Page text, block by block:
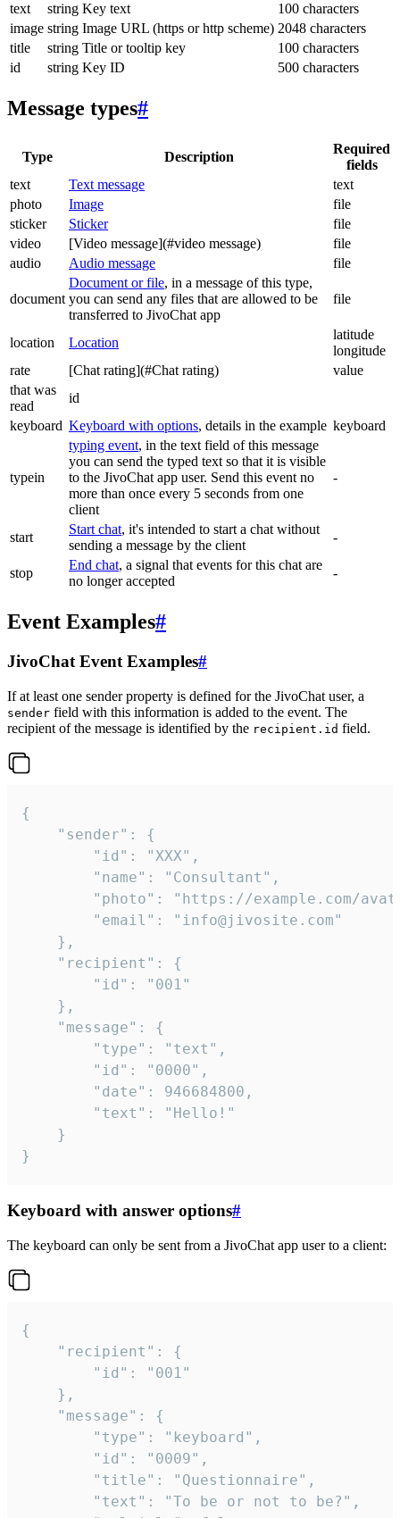
text
string Key text
100 characters
image string Image URL (https or http scheme) 2048 characters
title
string Title or tooltip key
100 characters
id
string Key ID 500 characters
Message types#
Type Description
Required
fields
text
Text message
text
photo
Image
file
sticker
Sticker
file
video
[Video message](#video message)
file
audio
Audio message file
document
Document or file, in a message of this type,
you can send any files that are allowed to be
transferred to JivoChat app
file
location Location
latitude
longitude
rate
[Chat rating](#Chat rating)
value
that was
read
id
keyboard Keyboard with options, details in the example keyboard
typein
typing event, in the text field of this message
you can send the typed text so that it is visible
to the JivoChat app user. Send this event no
more than once every 5 seconds from one
client
-
start
Start chat, it's intended to start a chat without
sending a message by the client
-
stop
End chat, a signal that events for this chat are
no longer accepted
-
Event Examples#
JivoChat Event Examples#
If at least one sender property is defined for the JivoChat user, a
sender field with this information is added to the event. The
recipient of the message is identified by the recipient.id field.
{
}
Keyboard with answer options#
The keyboard can only be sent from a JivoChat app user to a client:
{